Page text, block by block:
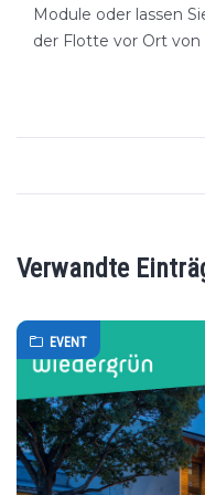
Module oder lassen
der Flotte vor Ort
Verwandte
EVENT